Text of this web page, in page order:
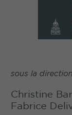
sous la
Christine
Fabrice